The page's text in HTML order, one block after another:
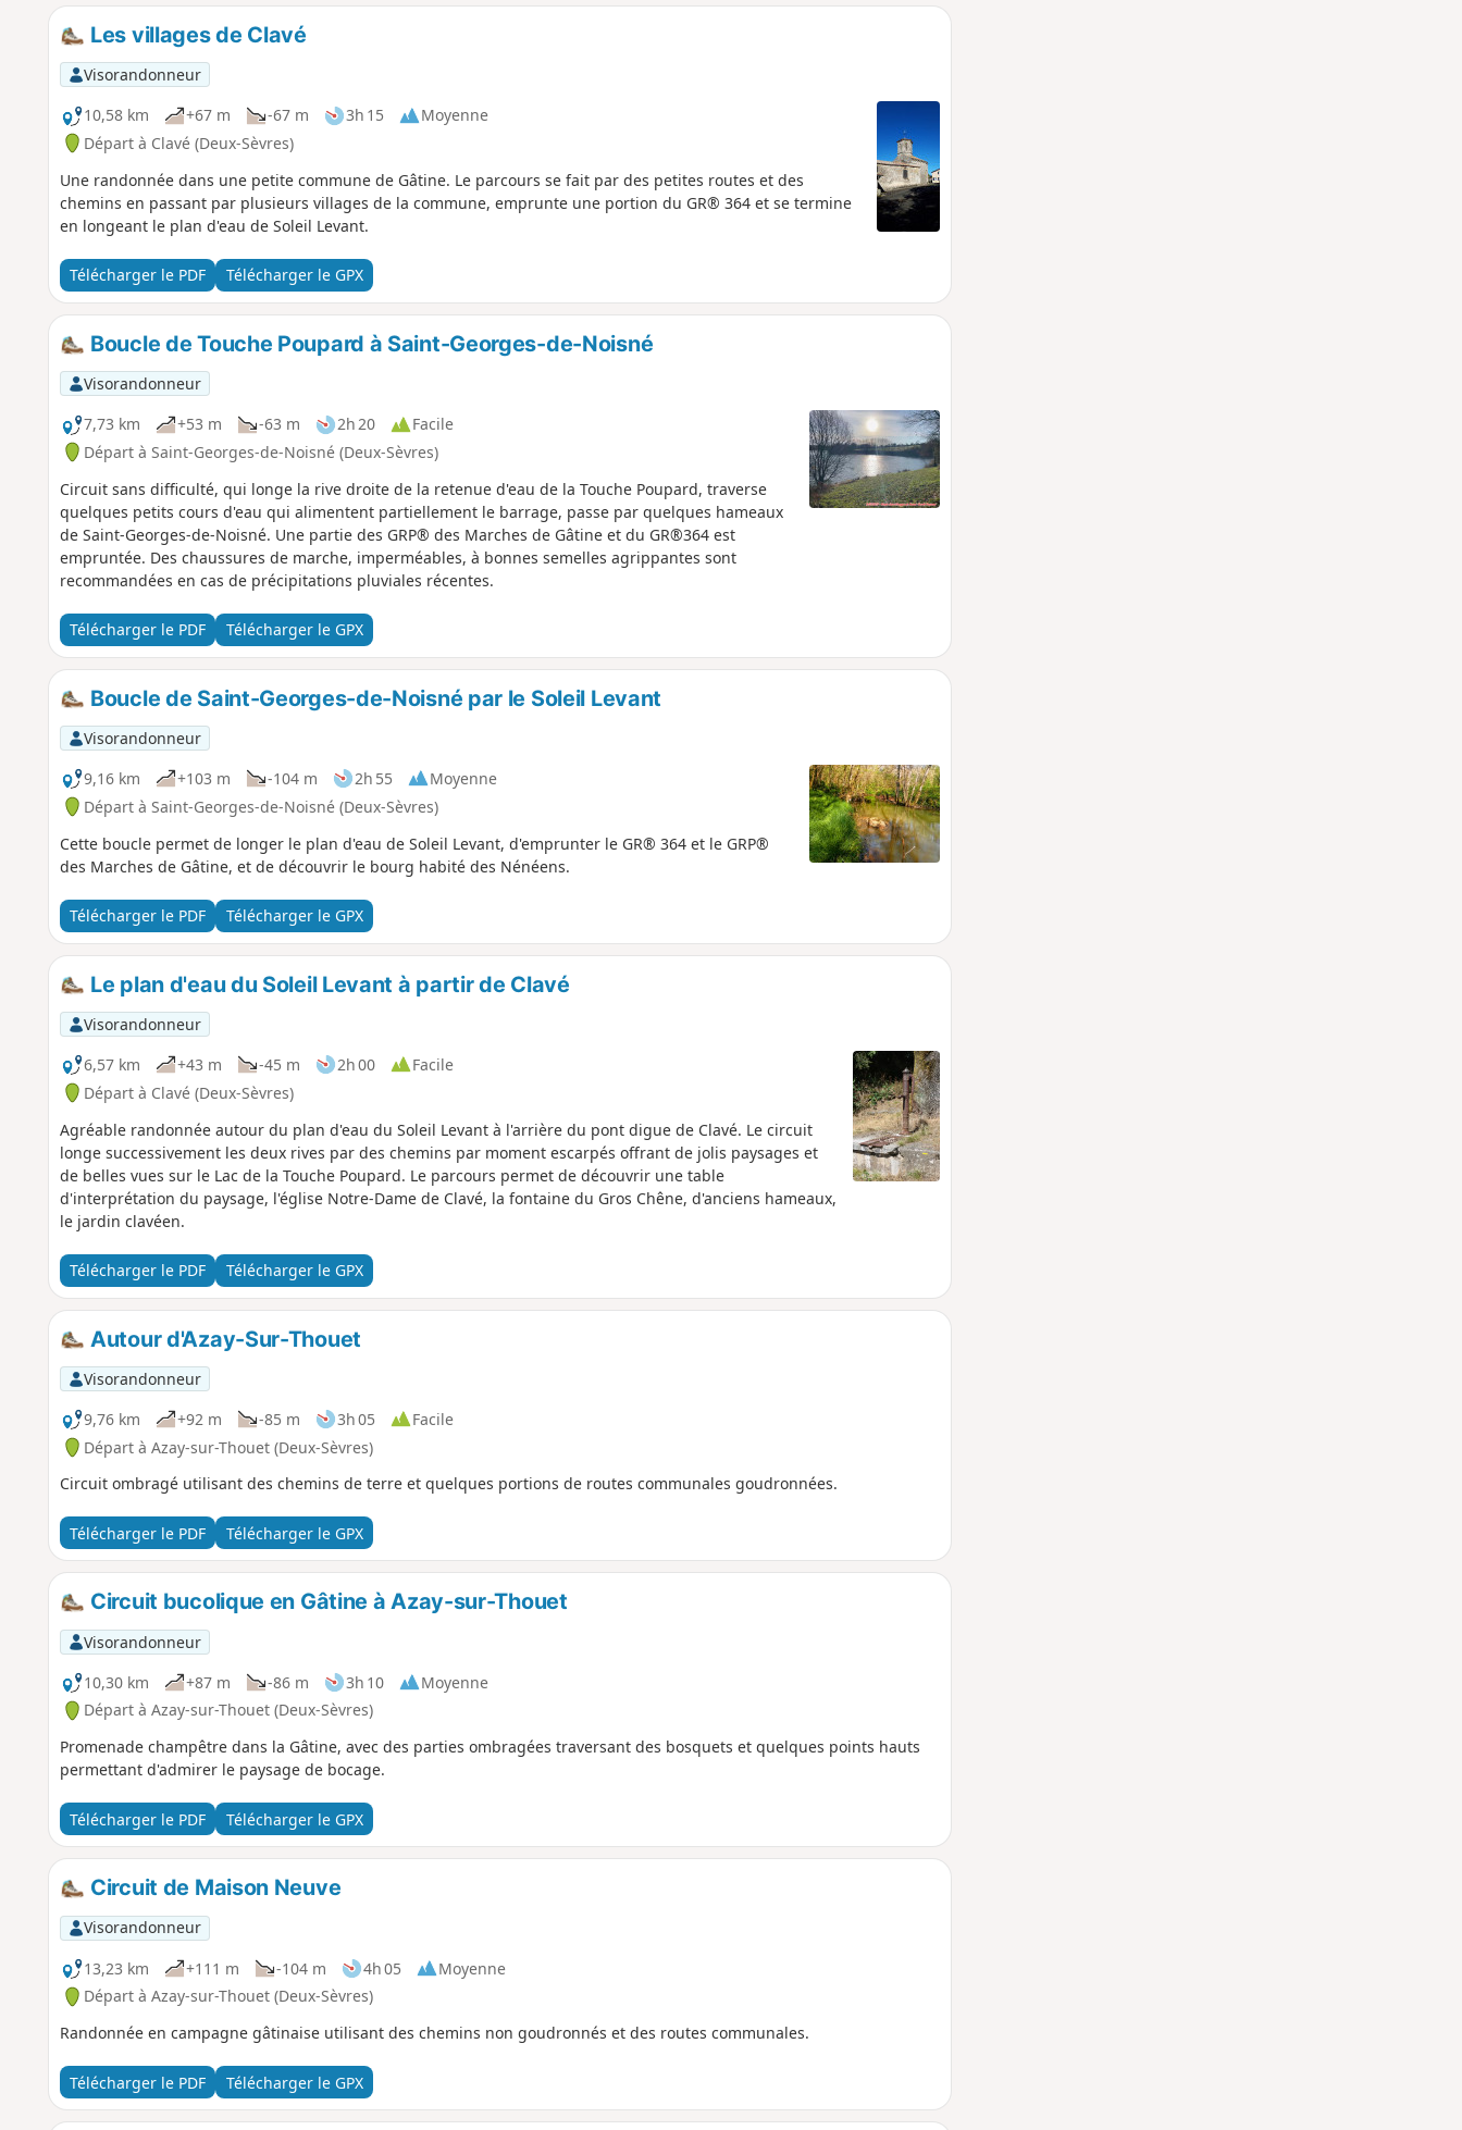
Les villages de Clavé
Visorandonneur
10,58 km
+67 m -67 m 3h 15
Moyenne
Départ à Clavé (Deux-Sèvres)
Une randonnée dans une petite commune de Gâtine. Le parcours se fait par des petites routes et des
chemins en passant par plusieurs villages de la commune, emprunte une portion du GR® 364 et se termine
en longeant le plan d'eau de Soleil Levant.
Télécharger le PDF Télécharger le GPX
Boucle de Touche Poupard à Saint-Georges-de-Noisné
Visorandonneur
7,73 km
+53 m -63 m 2h 20
Facile
Départ à Saint-Georges-de-Noisné (Deux-Sèvres)
Circuit sans difficulté, qui longe la rive droite de la retenue d'eau de la Touche Poupard, traverse
quelques petits cours d'eau qui alimentent partiellement le barrage, passe par quelques hameaux
de Saint-Georges-de-Noisné. Une partie des GRP® des Marches de Gâtine et du GR®364 est
empruntée. Des chaussures de marche, imperméables, à bonnes semelles agrippantes sont
recommandées en cas de précipitations pluviales récentes.
Télécharger le PDF Télécharger le GPX
Boucle de Saint-Georges-de-Noisné par le Soleil Levant
Visorandonneur
9,16 km
+103 m -104 m 2h 55
Moyenne
Départ à Saint-Georges-de-Noisné (Deux-Sèvres)
Cette boucle permet de longer le plan d'eau de Soleil Levant, d'emprunter le GR® 364 et le GRP®
des Marches de Gâtine, et de découvrir le bourg habité des Nénéens.
Télécharger le PDF Télécharger le GPX
Le plan d'eau du Soleil Levant à partir de Clavé
Visorandonneur
6,57 km
+43 m -45 m 2h 00
Facile
Départ à Clavé (Deux-Sèvres)
Agréable randonnée autour du plan d'eau du Soleil Levant à l'arrière du pont digue de Clavé. Le circuit
longe successivement les deux rives par des chemins par moment escarpés offrant de jolis paysages et
de belles vues sur le Lac de la Touche Poupard. Le parcours permet de découvrir une table
d'interprétation du paysage, l'église Notre-Dame de Clavé, la fontaine du Gros Chêne, d'anciens hameaux,
le jardin clavéen.
Télécharger le PDF Télécharger le GPX
Autour d'Azay-Sur-Thouet
Visorandonneur
9,76 km
+92 m -85 m 3h 05
Facile
Départ à Azay-sur-Thouet (Deux-Sèvres)
Circuit ombragé utilisant des chemins de terre et quelques portions de routes communales goudronnées.
Télécharger le PDF Télécharger le GPX
Circuit bucolique en Gâtine à Azay-sur-Thouet
Visorandonneur
10,30 km
+87 m -86 m 3h 10
Moyenne
Départ à Azay-sur-Thouet (Deux-Sèvres)
Promenade champêtre dans la Gâtine, avec des parties ombragées traversant des bosquets et quelques points hauts
permettant d'admirer le paysage de bocage.
Télécharger le PDF Télécharger le GPX
Circuit de Maison Neuve
Visorandonneur
13,23 km
+111 m -104 m 4h 05
Moyenne
Départ à Azay-sur-Thouet (Deux-Sèvres)
Randonnée en campagne gâtinaise utilisant des chemins non goudronnés et des routes communales.
Télécharger le PDF Télécharger le GPX